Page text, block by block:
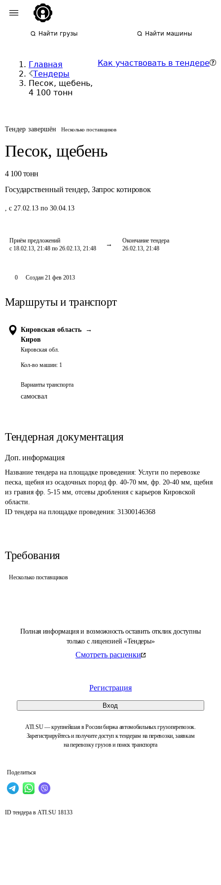
Найти грузы Найти машины
Главная
Тендеры
Песок, щебень,
4 100 тонн
Как участвовать в тендере
Тендер завершён Несколько поставщиков
Песок, щебень
4 100 тонн
Государственный тендер, Запрос котировок
, с 27.02.13 по 30.04.13
Приём предложений
с 18.02.13, 21:48 по 26.02.13, 21:48
Окончание тендера
26.02.13, 21:48
Полная информация и возможность оставить отклик доступны
только с лицензией «Тендеры»
Смотреть расценки
Регистрация
Вход
ATI.SU — крупнейшая в России биржа автомобильных грузоперевозок.
Зарегистрируйтесь и получите доступ к тендерам на перевозки, заявкам
на перевозку грузов и поиск транспорта
Поделиться
0 Создан 21 фев 2013
Маршруты и транспорт
Кировская область
→
Киров
Кировская обл.
Кол-во машин: 1
Варианты транспорта
самосвал
Тендерная документация
Доп. информация
Название тендера на площадке проведения: Услуги по перевозке
песка, щебня из осадочных пород фр. 40-70 мм, фр. 20-40 мм, щебня
из гравия фр. 5-15 мм, отсевы дробления с карьеров Кировской
области.
ID тендера на площадке проведения: 31300146368
Требования
Несколько поставщиков
ID тендера в ATI.SU 18133